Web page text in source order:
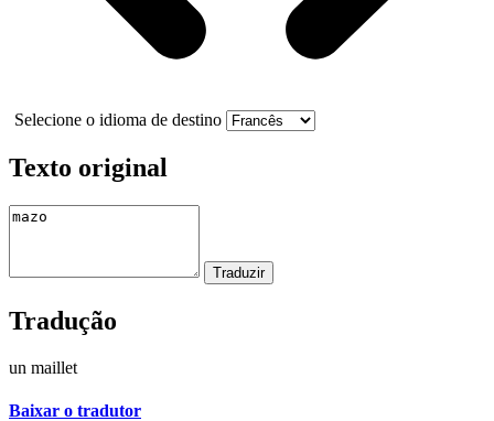
Selecione o idioma de destino
Texto original
Tradução
un maillet
Baixar o tradutor